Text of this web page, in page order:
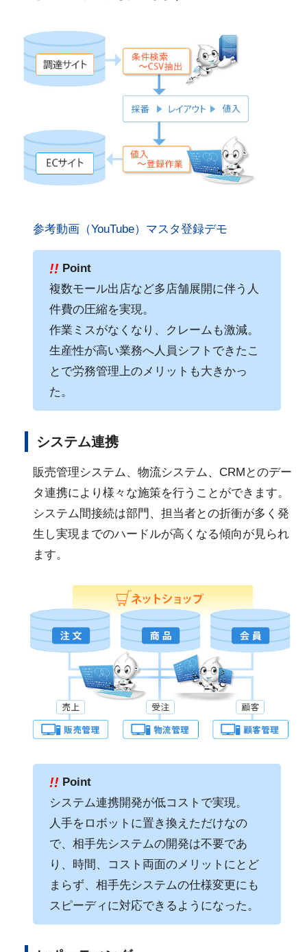
参考動画（YouTube）マスタ登録デモ
!! Point
複数モール出店など多店舗展開に伴う人
件費の圧縮を実現。
作業ミスがなくなり、クレームも激減。
生産性が高い業務へ人員シフトできたこ
とで労務管理上のメリットも大きかっ
た。
システム連携
販売管理システム、物流システム、CRMとのデー
タ連携により様々な施策を行うことができます。
システム間接続は部門、担当者との折衝が多く発
生し実現までのハードルが高くなる傾向が見られ
ます。
!! Point
システム連携開発が低コストで実現。
人手をロボットに置き換えただけなの
で、相手先システムの開発は不要であ
り、時間、コスト両面のメリットにとど
まらず、相手先システムの仕様変更にも
スピーディに対応できるようになった。